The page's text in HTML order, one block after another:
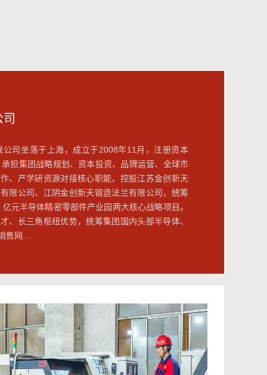
司坐落于上海，成立于2008年11月，注册资本
担集团战略规划、资本投资、品牌运营、全球市
、产学研资源对接核心职能，控股江苏金创新天
限公司、江阴金创新天锻造法兰有限公司，统筹
元半导体精密零部件产业园两大核心战略项目。
、长三角枢纽优势，统筹集团国内头部半导体、
售网...